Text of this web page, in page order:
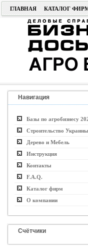
ГЛАВНАЯ КАТАЛОГ
Навигация
Базы по агробизнесу
Строительство Украины
Дерево и Мебель
Инструкция
Контакты
F.A.Q.
Каталог фирм
О компании
Счётчики